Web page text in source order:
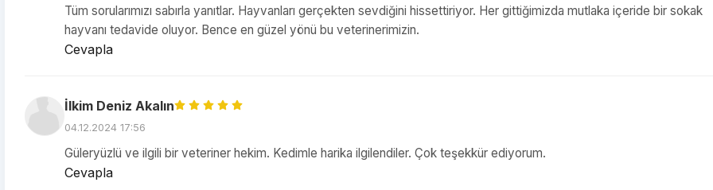
Tüm sorularımızı sabırla yanıtlar. Hayvanları gerçekten sevdiğini hissettiriyor. Her gittiğimizda mutlaka içeride bir sokak
hayvanı tedavide oluyor. Bence en güzel yönü bu veterinerimizin.
Cevapla
İlkim Deniz Akalın
04.12.2024 17:56
Güleryüzlü ve ilgili bir veteriner hekim. Kedimle harika ilgilendiler. Çok teşekkür ediyorum.
Cevapla